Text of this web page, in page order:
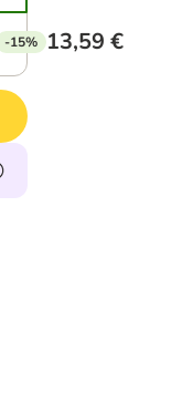
-15% 13,59 €